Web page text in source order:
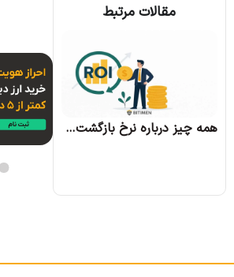
مقالات مرتبط
همه چیز درباره نرخ بازگشت سرمایه و نحوه محاسبه آن